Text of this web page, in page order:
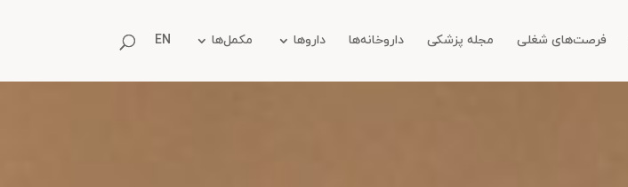
فرصت‌های شغلی مجله پزشکی داروخانه‌ها داروها مکمل‌ها EN